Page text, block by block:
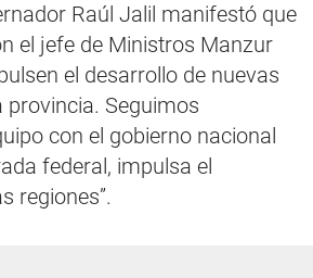
Raúl Jalil manifestó que
el jefe de Ministros Manzur
el desarrollo de nuevas
provincia. Seguimos
con el gobierno nacional
federal, impulsa el
regiones”.